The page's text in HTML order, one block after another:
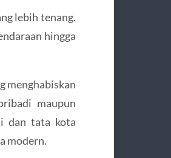
lebih tenang.
hingga
menghabiskan
maupun
dan tata kota
modern.